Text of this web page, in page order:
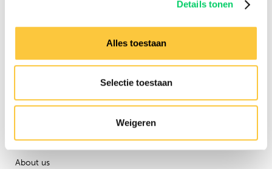
Details tonen
Alles toestaan
Selectie toestaan
Weigeren
+15 years experience
reviews
About us
Facebook Instagram